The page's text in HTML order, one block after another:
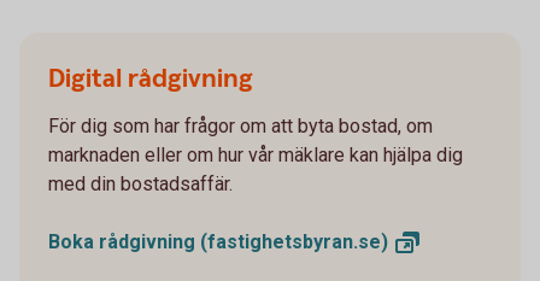
Digital rådgivning
För dig som har frågor om att byta bostad, om
marknaden eller om hur vår mäklare kan hjälpa dig
med din bostadsaffär.
Boka rådgivning (fastighetsbyran.se)